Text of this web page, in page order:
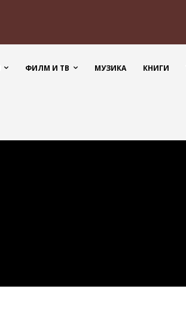
ФИЛМ И ТВ МУЗИКА КНИГИ